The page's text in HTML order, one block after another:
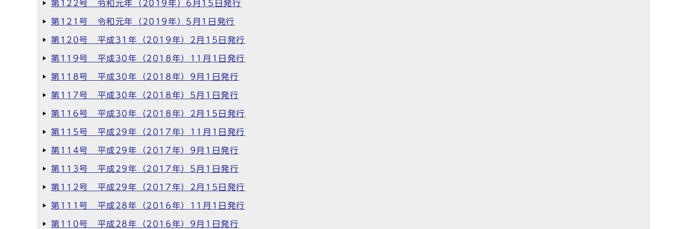
第122号 令和元年（2019年）6月15日発行
第121号 令和元年（2019年）5月1日発行
第120号 平成31年（2019年）2月15日発行
第119号 平成30年（2018年）11月1日発行
第118号 平成30年（2018年）9月1日発行
第117号 平成30年（2018年）5月1日発行
第116号 平成30年（2018年）2月15日発行
第115号 平成29年（2017年）11月1日発行
第114号 平成29年（2017年）9月1日発行
第113号 平成29年（2017年）5月1日発行
第112号 平成29年（2017年）2月15日発行
第111号 平成28年（2016年）11月1日発行
第110号 平成28年（2016年）9月1日発行